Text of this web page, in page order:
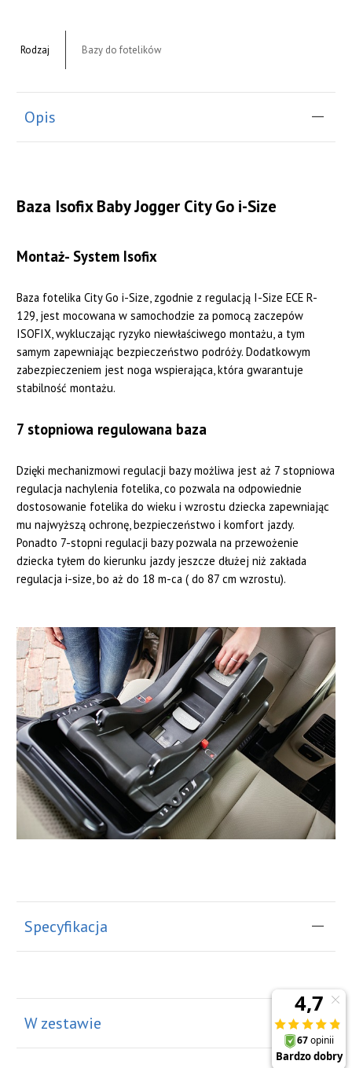
Rodzaj Bazy do fotelików
Opis
Baza Isofix Baby Jogger City Go i-Size
Montaż- System Isofix
Baza fotelika City Go i-Size, zgodnie z regulacją I-Size ECE R-
129, jest mocowana w samochodzie za pomocą zaczepów
ISOFIX, wykluczając ryzyko niewłaściwego montażu, a tym
samym zapewniając bezpieczeństwo podróży. Dodatkowym
zabezpieczeniem jest noga wspierająca, która gwarantuje
stabilność montażu.
7 stopniowa regulowana baza
Dzięki mechanizmowi regulacji bazy możliwa jest aż 7 stopniowa
regulacja nachylenia fotelika, co pozwala na odpowiednie
dostosowanie fotelika do wieku i wzrostu dziecka zapewniając
mu najwyższą ochronę, bezpieczeństwo i komfort jazdy.
Ponadto 7-stopni regulacji bazy pozwala na przewożenie
dziecka tyłem do kierunku jazdy jeszcze dłużej niż zakłada
regulacja i-size, bo aż do 18 m-ca ( do 87 cm wzrostu).
Specyfikacja
W zestawie